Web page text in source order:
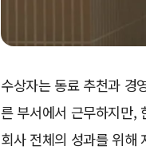
수상자는 동료 추천과 경
른 부서에서 근무하지만,
회사 전체의 성과를 위해